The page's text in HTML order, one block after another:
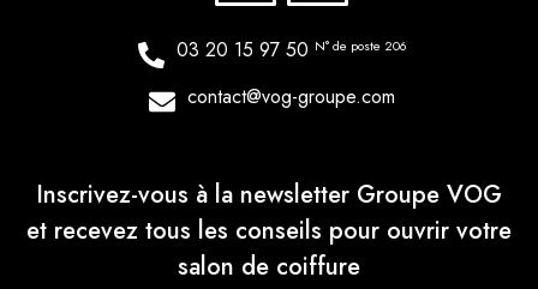
03 20 15 97 50 N° de poste 206
contact@vog-groupe.com
Inscrivez-vous à la newsletter Groupe VOG
et recevez tous les conseils pour ouvrir votre
salon de coiffure